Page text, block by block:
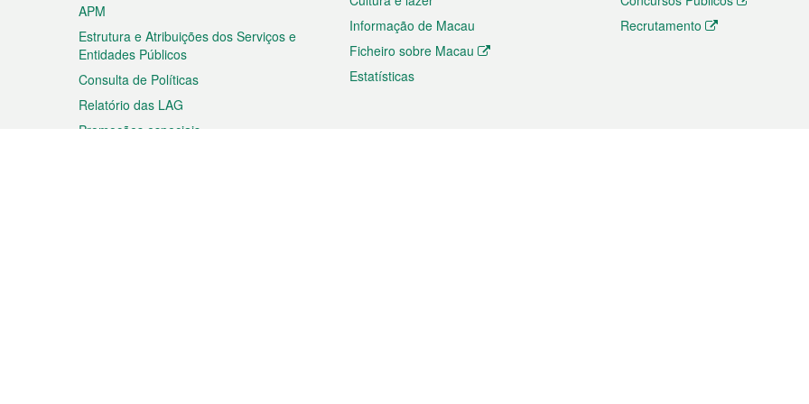
APM
Estrutura e Atribuições dos Serviços e
Entidades Públicos
Consulta de Políticas
Relatório das LAG
Promoções especiais
Informação de Macau
Ficheiro sobre Macau
Estatísticas
Recrutamento